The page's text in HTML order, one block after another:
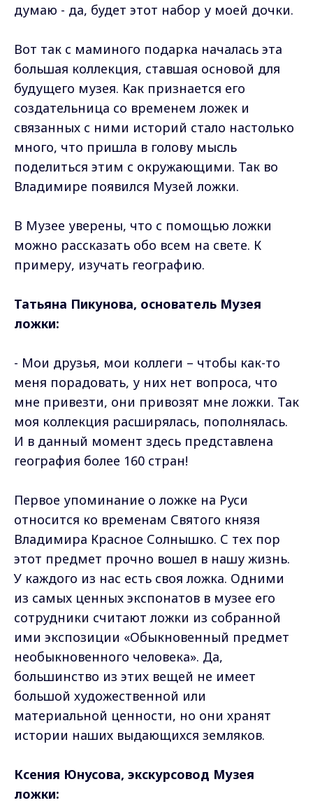
думаю - да, будет этот набор у моей дочки.
Вот так с маминого подарка началась эта
большая коллекция, ставшая основой для
будущего музея. Как признается его
создательница со временем ложек и
связанных с ними историй стало настолько
много, что пришла в голову мысль
поделиться этим с окружающими. Так во
Владимире появился Музей ложки.
В Музее уверены, что с помощью ложки
можно рассказать обо всем на свете. К
примеру, изучать географию.
Татьяна Пикунова, основатель Музея
ложки:
- Мои друзья, мои коллеги – чтобы как-то
меня порадовать, у них нет вопроса, что
мне привезти, они привозят мне ложки. Так
моя коллекция расширялась, пополнялась.
И в данный момент здесь представлена
география более 160 стран!
Первое упоминание о ложке на Руси
относится ко временам Святого князя
Владимира Красное Солнышко. С тех пор
этот предмет прочно вошел в нашу жизнь.
У каждого из нас есть своя ложка. Одними
из самых ценных экспонатов в музее его
сотрудники считают ложки из собранной
ими экспозиции «Обыкновенный предмет
необыкновенного человека». Да,
большинство из этих вещей не имеет
большой художественной или
материальной ценности, но они хранят
истории наших выдающихся земляков.
Ксения Юнусова, экскурсовод Музея
ложки: